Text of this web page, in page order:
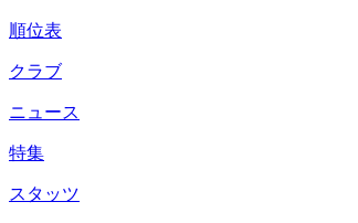
順位表
クラブ
ニュース
特集
スタッツ